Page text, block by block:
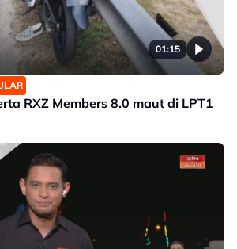
01:15
RXZ Members 8.0 maut di LPT1